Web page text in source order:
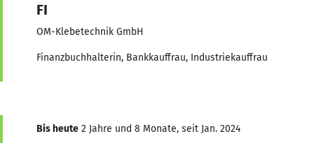
FI
OM-Klebetechnik GmbH
Finanzbuchhalterin, Bankkauffrau, Industriekauffrau
Bis heute 2 Jahre und 8 Monate, seit Jan. 2024